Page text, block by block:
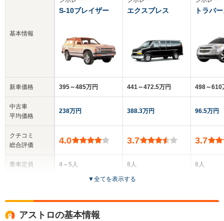
基本情報
新車価格
中古車
平均価格
クチコミ
総合評価
乗車定員
S-10ブレイザー
395～485万円
238万円
4.0
4～5人
全高
1.68m
エクスプレス
441～472.5万円
388.3万円
3.7
8人
4～5ドア
トラバ
498～610
96.5万円
3.7
8人
▼全てを表示する
アストロの基本情報